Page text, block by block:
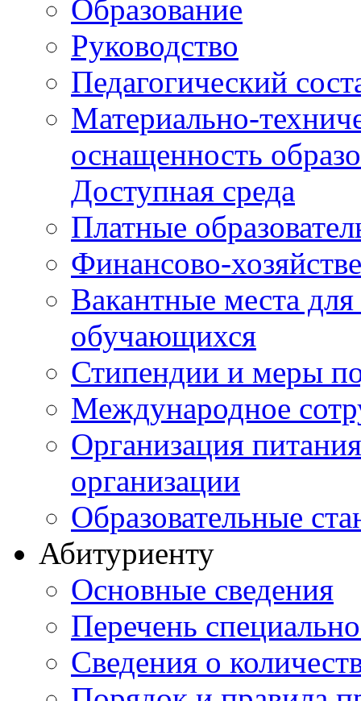
Образование
Руководство
Педагогический
Материально-
оснащенность
Доступная среда
Платные
Финансово-
Вакантные места
обучающихся
Стипендии и меры
Международное
Организация
организации
Образовательные
Абитуриенту
Основные сведения
Перечень
Cведения о